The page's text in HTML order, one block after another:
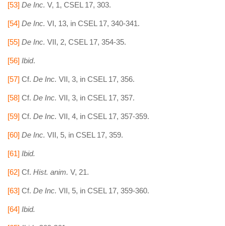
[53] De Inc. V, 1, CSEL 17, 303.
[54] De Inc. VI, 13, in CSEL 17, 340-341.
[55] De Inc. VII, 2, CSEL 17, 354-35.
[56] Ibid.
[57] Cf. De Inc. VII, 3, in CSEL 17, 356.
[58] Cf. De Inc. VII, 3, in CSEL 17, 357.
[59] Cf. De Inc. VII, 4, in CSEL 17, 357-359.
[60] De Inc. VII, 5, in CSEL 17, 359.
[61] Ibid.
[62] Cf. Hist. anim. V, 21.
[63] Cf. De Inc. VII, 5, in CSEL 17, 359-360.
[64] Ibid.